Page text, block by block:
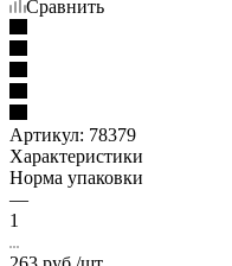
Сравнить
Артикул: 78379
Характеристики
Норма упаковки
—
1